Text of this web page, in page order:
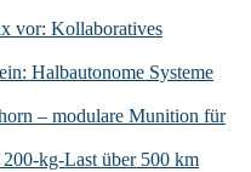
vor: Kollaboratives
Halbautonome Systeme
– modulare Munition für
kg-Last über 500 km